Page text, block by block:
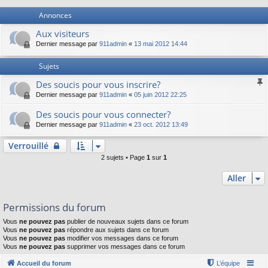
Annonces
Aux visiteurs
Dernier message par 911admin « 13 mai 2012 14:44
Sujets
Des soucis pour vous inscrire?
Dernier message par 911admin « 05 juin 2012 22:25
Des soucis pour vous connecter?
Dernier message par 911admin « 23 oct. 2012 13:49
Verrouillé
2 sujets • Page 1 sur 1
Aller
Permissions du forum
Vous ne pouvez pas publier de nouveaux sujets dans ce forum
Vous ne pouvez pas répondre aux sujets dans ce forum
Vous ne pouvez pas modifier vos messages dans ce forum
Vous ne pouvez pas supprimer vos messages dans ce forum
Accueil du forum L’équipe